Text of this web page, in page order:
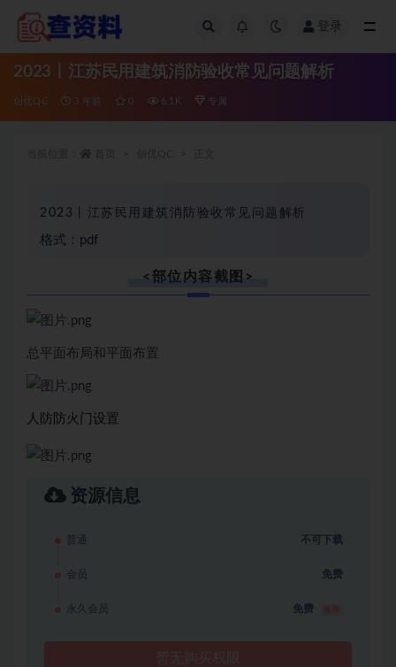
登录
2023丨江苏民用建筑消防验收常见问题解析
创优QC 3 年前 0 6.1K 专属
2023丨江苏民用建筑消防验收常见问题解析
格式：pdf
<部位内容截图>
总平面布局和平面布置
人防防火门设置
资源信息
普通 不可下载
会员 免费
永久会员 免费